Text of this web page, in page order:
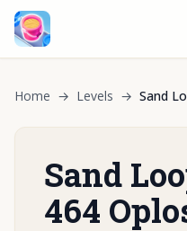
Home → Levels → Sand
Sand
464